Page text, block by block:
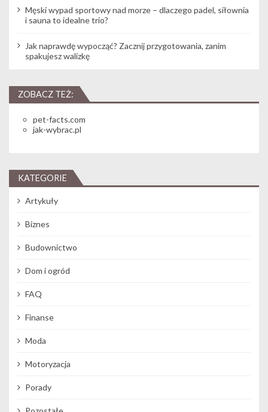
Męski wypad sportowy nad morze – dlaczego padel, siłownia
i sauna to idealne trio?
Jak naprawdę wypocząć? Zacznij przygotowania, zanim
spakujesz walizkę
ZOBACZ TEŻ:
pet-facts.com
jak-wybrac.pl
KATEGORIE
Artykuły
Biznes
Budownictwo
Dom i ogród
FAQ
Finanse
Moda
Motoryzacja
Porady